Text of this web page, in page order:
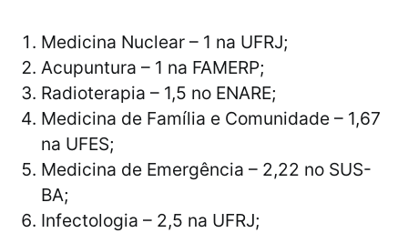
Medicina Nuclear – 1 na UFRJ;
Acupuntura – 1 na FAMERP;
Radioterapia – 1,5 no ENARE;
Medicina de Família e Comunidade – 1,67
na UFES;
Medicina de Emergência – 2,22 no SUS-
BA;
Infectologia – 2,5 na UFRJ;